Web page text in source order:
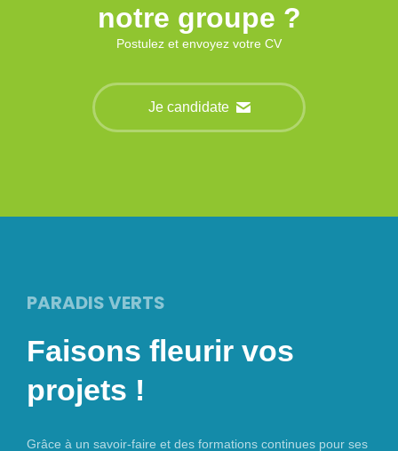
notre groupe ?
Postulez et envoyez votre CV
Je candidate
PARADIS VERTS
Faisons fleurir vos
projets !
Grâce à un savoir-faire et des formations continues pour ses